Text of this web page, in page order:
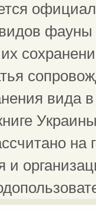
фауны
вида
на
и